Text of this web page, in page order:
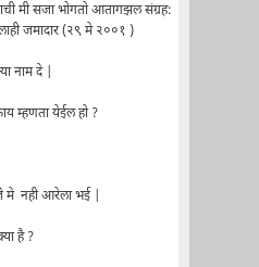
मी सजा भोगतो आतागझल संग्रह:
जमादार (२९ मे २००१ )
नाम दे |
म्हणता येईल हो ?
नही आरेला भई |
है ?